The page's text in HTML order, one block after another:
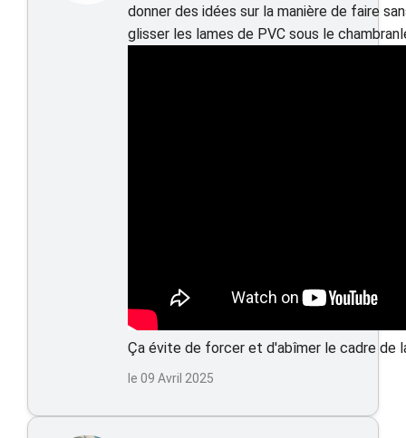
donner des idées sur la manière de faire
glisser les lames de PVC sous le
Ça évite de forcer et d'abîmer le cadre de
le 09 Avril 2025